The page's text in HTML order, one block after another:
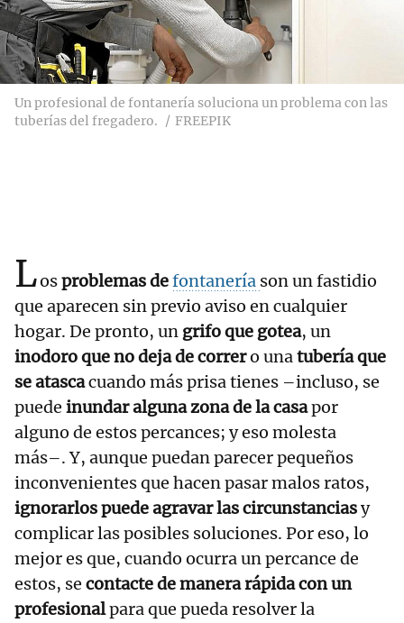
Un profesional de fontanería soluciona un problema con las
tuberías del fregadero.
FREEPIK
Losproblemas defontanería son un fastidio
que aparecen sin previo aviso en cualquier
hogar. De pronto, un grifo que gotea, un
inodoro que no deja de correro unatubería que
se atascacuando más prisa tienes –incluso, se
puede inundar alguna zona de la casapor
alguno de estos percances; y eso molesta
más–. Y, aunque puedan parecer pequeños
inconvenientes que hacen pasar malos ratos,
ignorarlos puede agravar las circunstanciasy
complicar las posibles soluciones. Por eso, lo
mejor es que, cuando ocurra un percance de
estos, se contacte de manera rápida con un
profesionalpara que pueda resolver la